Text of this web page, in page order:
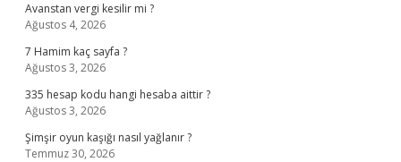
Avanstan vergi kesilir mi ?
Ağustos 4, 2026
7 Hamim kaç sayfa ?
Ağustos 3, 2026
335 hesap kodu hangi hesaba aittir ?
Ağustos 3, 2026
Şimşir oyun kaşığı nasıl yağlanır ?
Temmuz 30, 2026